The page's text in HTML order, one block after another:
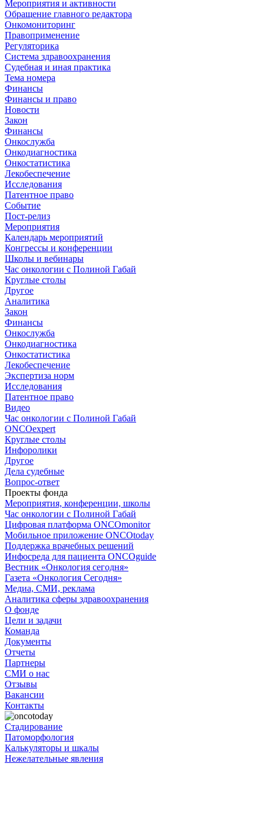
Мероприятия и активности
Обращение главного редактора
Онкомониторинг
Правоприменение
Регуляторика
Система здравоохранения
Судебная и иная практика
Тема номера
Финансы
Финансы и право
Новости
Закон
Финансы
Онкослужба
Онкодиагностика
Онкостатистика
Лекобеспечение
Исследования
Патентное право
Событие
Пост-релиз
Мероприятия
Календарь мероприятий
Конгрессы и конференции
Школы и вебинары
Час онкологии с Полиной Габай
Круглые столы
Другое
Аналитика
Закон
Финансы
Онкослужба
Онкодиагностика
Онкостатистика
Лекобеспечение
Экспертиза норм
Исследования
Патентное право
Видео
Час онкологии с Полиной Габай
ONCOexpert
Круглые столы
Инфоролики
Другое
Дела судебные
Вопрос-ответ
Проекты фонда
Мероприятия, конференции, школы
Час онкологии с Полиной Габай
Цифровая платформа ONCOmonitor
Мобильное приложение ONCOtoday
Поддержка врачебных решений
Инфосреда для пациента ONCOguide
Вестник «Онкология сегодня»
Газета «Онкология Сегодня»
Медиа, СМИ, реклама
Аналитика сферы здравоохранения
О фонде
Цели и задачи
Команда
Документы
Отчеты
Партнеры
СМИ о нас
Отзывы
Вакансии
Контакты
Стадирование
Патоморфология
Калькуляторы и шкалы
Нежелательные явления